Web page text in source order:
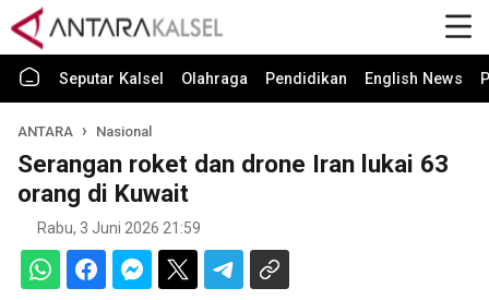
Seputar Kalsel Olahraga Pendidikan English News
ANTARA Nasional
Serangan roket dan drone Iran lukai 63
orang di Kuwait
Rabu, 3 Juni 2026 21:59